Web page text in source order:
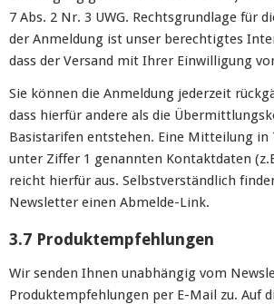
7 Abs. 2 Nr. 3 UWG. Rechtsgrundlage für
der Anmeldung ist unser berechtigtes
dass der Versand mit Ihrer Einwilligung
Sie können die Anmeldung jederzeit
dass hierfür andere als die
Basistarifen entstehen. Eine Mitteilung in
unter Ziffer 1 genannten Kontaktdaten
reicht hierfür aus. Selbstverständlich
Newsletter einen Abmelde-Link.
3.7 Produktempfehlungen
Wir senden Ihnen unabhängig vom
Produktempfehlungen per E-Mail zu. Auf